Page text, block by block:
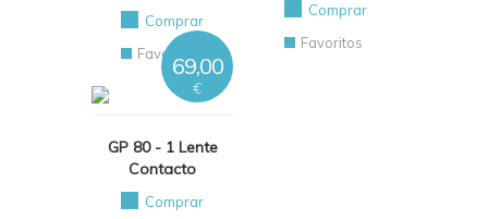
Comprar
Favoritos
Comprar
Favoritos
GP 80 - 1 Lente
Contacto
69,00
€
Comprar